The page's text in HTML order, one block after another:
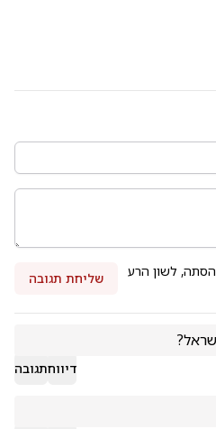
הסתה, לשון הרע
שליחת תגובה
דיווחתגובה